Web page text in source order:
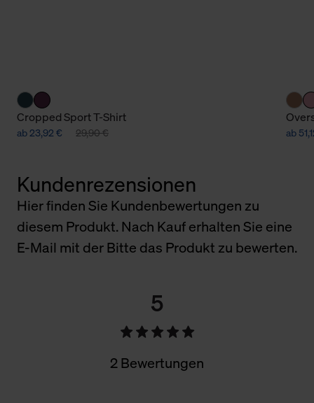
Cropped Sport T-Shirt
ab 23,92 € 29,90 € ab
Kundenrezensionen
Hier finden Sie Kundenbewertungen zu
diesem Produkt. Nach Kauf erhalten Sie eine
E-Mail mit der Bitte das Produkt zu bewerten.
5
2 Bewertungen